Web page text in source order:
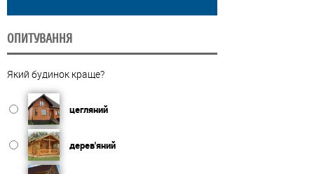
ОПИТУВАННЯ
Який будинок краще?
цегляний
дерев'яний